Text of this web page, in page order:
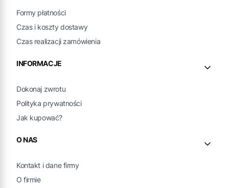
Formy płatności
Czas i koszty dostawy
Czas realizacji zamówienia
INFORMACJE
Dokonaj zwrotu
Polityka prywatności
Jak kupować?
O NAS
Kontakt i dane firmy
O firmie